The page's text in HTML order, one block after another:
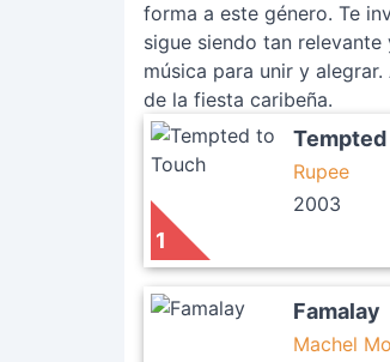
forma a este género. Te
sigue siendo tan
música para unir y
de la fiesta caribeña.
1
Rupee
2003
Famalay
Machel